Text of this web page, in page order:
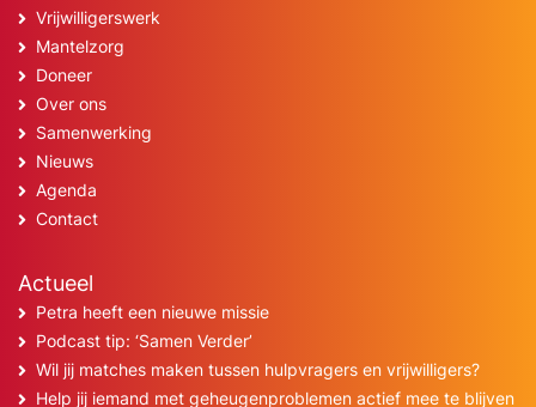
Vrijwilligerswerk
Mantelzorg
Doneer
Over ons
Samenwerking
Nieuws
Agenda
Contact
Actueel
Petra heeft een nieuwe missie
Podcast tip: ‘Samen Verder’
Wil jij matches maken tussen hulpvragers en vrijwilligers?
Help jij iemand met geheugenproblemen actief mee te blijven